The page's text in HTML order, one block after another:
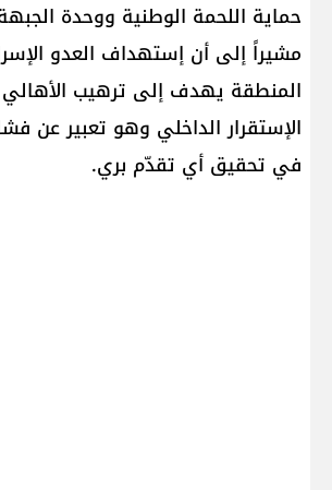
حماية اللحمة الوطنية ووحدة الجبهة
مشيراً إلى أن إستهداف العدو
المنطقة يهدف إلى ترهيب الأهالي
الإستقرار الداخلي وهو تعبير عن
في تحقيق أي تقدّم بري.